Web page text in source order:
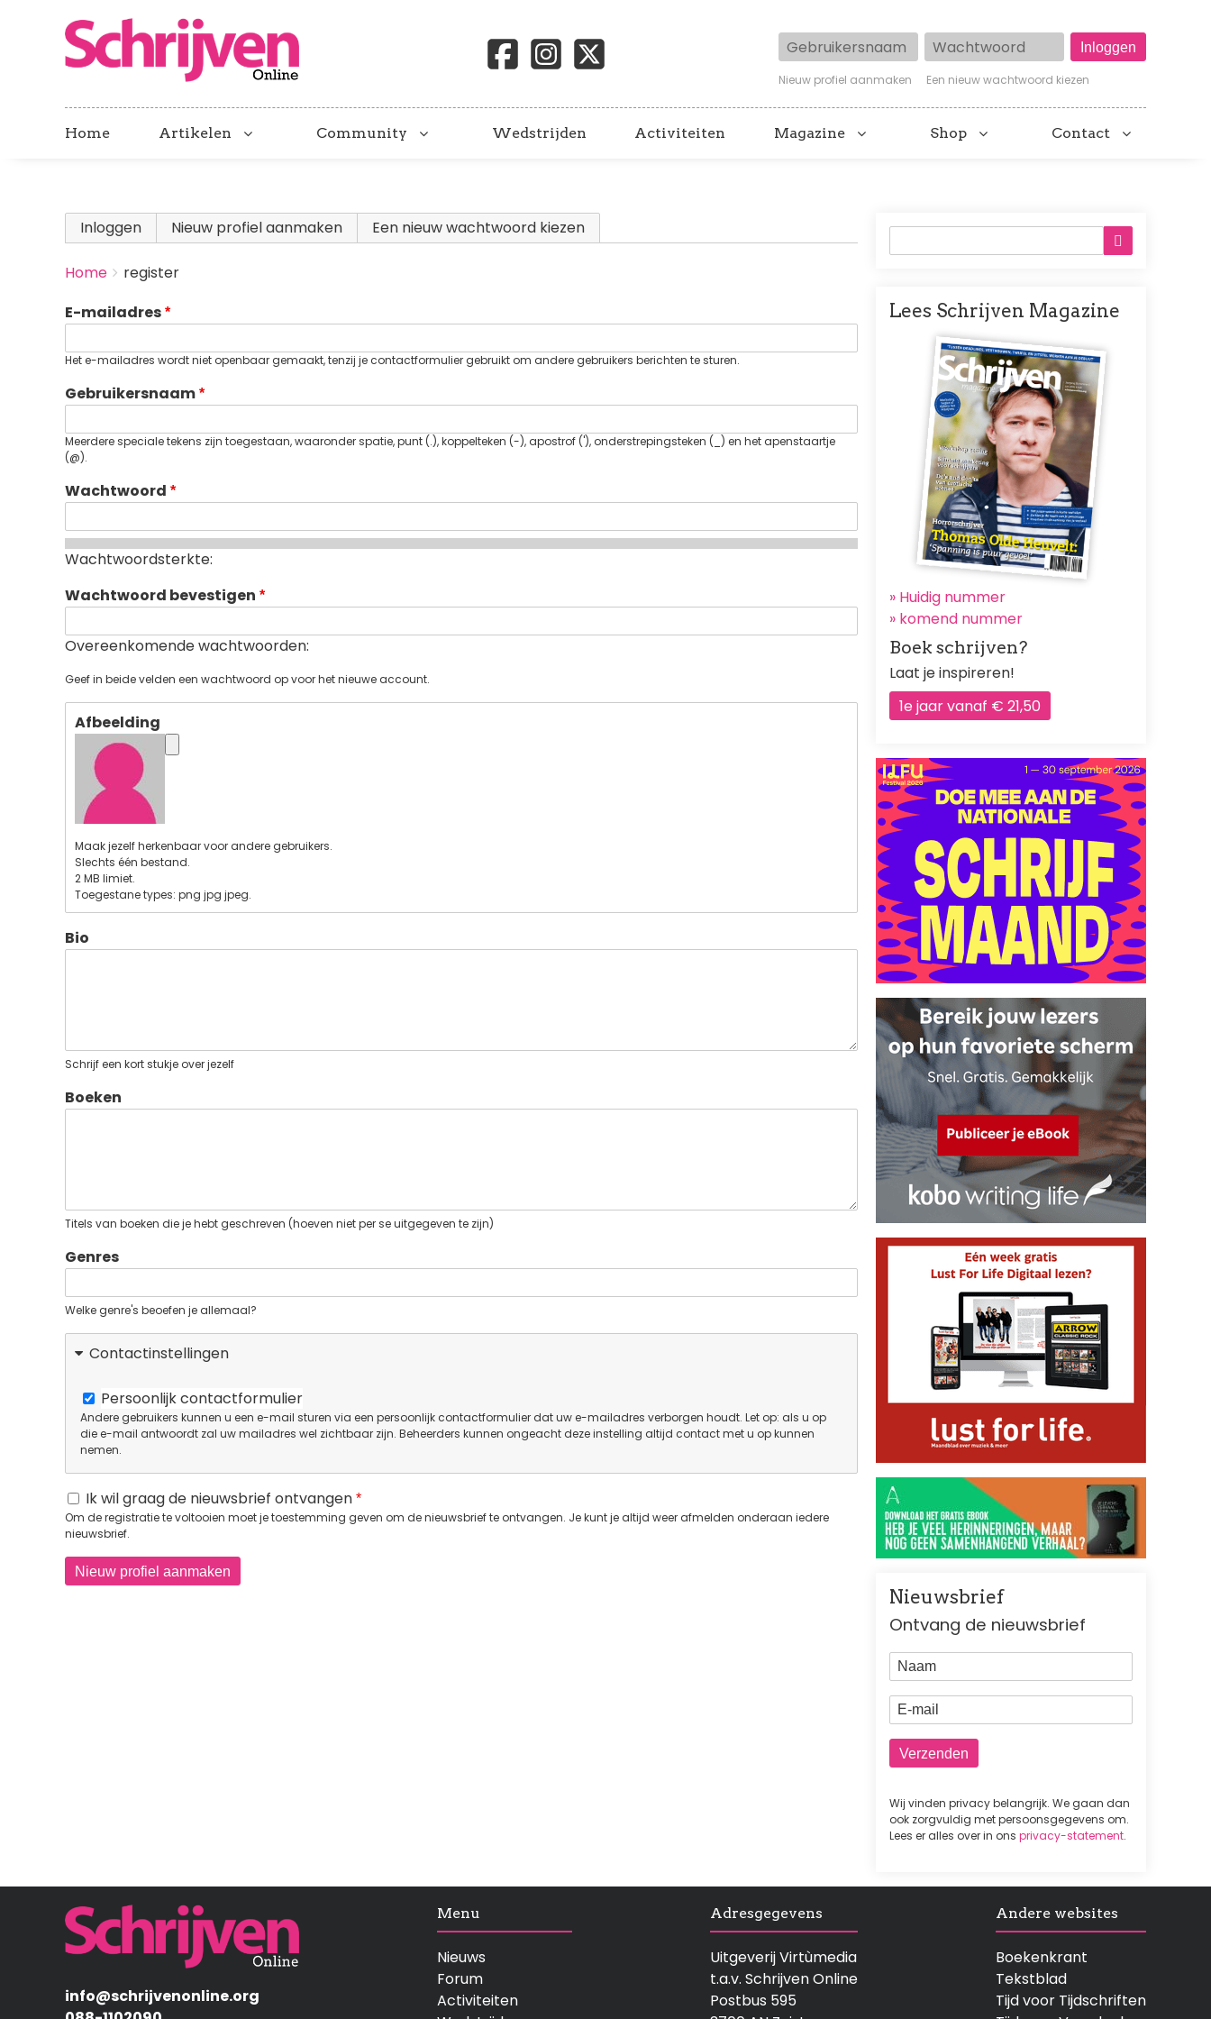
Gebruikersnaam Wachtwoord
Nieuw profiel aanmaken Een nieuw wachtwoord kiezen
Home Artikelen Community Wedstrijden Activiteiten Magazine Shop Contact
Primary
tabs
Inloggen Nieuw profiel aanmaken (actieve tabblad)
Een nieuw wachtwoord kiezen
BREADCRUMBS
You
here:
Home
register
E-mailadres
Het e-mailadres wordt niet openbaar gemaakt, tenzij je contactformulier gebruikt om andere gebruikers berichten te sturen.
Gebruikersnaam
Meerdere speciale tekens zijn toegestaan, waaronder spatie, punt (.), koppelteken (-), apostrof ('), onderstrepingsteken (_) en het apenstaartje
(@).
Wachtwoord
Wachtwoordsterkte:
Wachtwoord bevestigen
Overeenkomende wachtwoorden:
Geef in beide velden een wachtwoord op voor het nieuwe account.
Afbeelding
Maak jezelf herkenbaar voor andere gebruikers.
Slechts één bestand.
2 MB limiet.
Toegestane types: png jpg jpeg.
Bio
Schrijf een kort stukje over jezelf
Boeken
Titels van boeken die je hebt geschreven (hoeven niet per se uitgegeven te zijn)
Genres
Welke genre's beoefen je allemaal?
Contactinstellingen
Persoonlijk contactformulier
Andere gebruikers kunnen u een e-mail sturen via een persoonlijk contactformulier dat uw e-mailadres verborgen houdt. Let op: als u op
die e-mail antwoordt zal uw mailadres wel zichtbaar zijn. Beheerders kunnen ongeacht deze instelling altijd contact met u op kunnen
nemen.
Ik wil graag de nieuwsbrief ontvangen
Om de registratie te voltooien moet je toestemming geven om de nieuwsbrief te ontvangen. Je kunt je altijd weer afmelden onderaan iedere
nieuwsbrief.
Lees Schrijven Magazine
Afbeelding
» Huidig nummer
» komend nummer
Boek schrijven?
Laat je inspireren!
1e jaar vanaf € 21,50
Nieuwsbrief
Ontvang de nieuwsbrief
Naam
E-mail
Wij vinden privacy belangrijk. We gaan dan
ook zorgvuldig met persoonsgegevens om.
Lees er alles over in ons privacy-statement.
Afbeelding
info@schrijvenonline.org
Menu
Nieuws
Forum
Activiteiten
Adresgegevens
Uitgeverij Virtùmedia
t.a.v. Schrijven Online
Postbus 595
Andere websites
Boekenkrant
Tekstblad
Tijd voor Tijdschriften